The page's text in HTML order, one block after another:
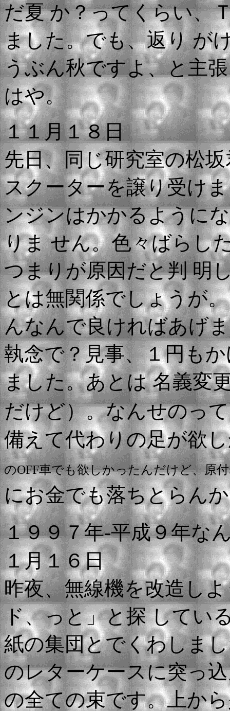
だ夏 か？ってくらい、
ました。でも、返り が
うぶん秋ですよ、と主
はや。
１１月１８日
先日、同じ研究室の松
スクーターを譲り受け
ンジンはかかるように
りま せん。色々ばらし
つまりが原因だと判 明
とは無関係でしょうが
んなんで良ければあげ
執念で？見事、１円も
ました。あとは 名義変
だけど）。なんせのっ
備えて代わりの足が欲
のOFF車でも欲しかったんだけど、原
にお金でも落ちとらん
１９９７年-平成９年な
１月１６日
昨夜、無線機を改造し
ド、っと」と探 してい
紙の集団とでくわしま
のレターケースに突っ
の全ての束です。上か